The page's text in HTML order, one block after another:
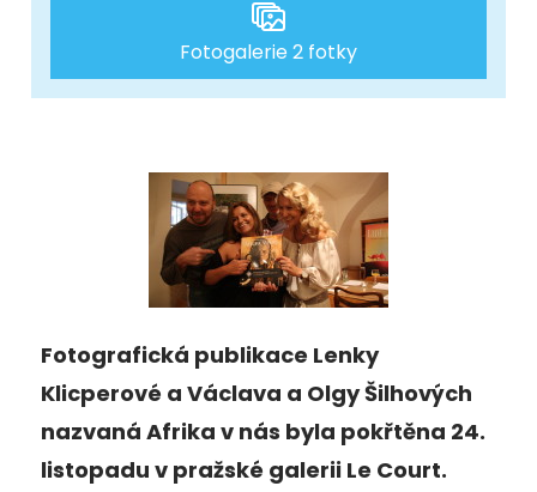
Fotogalerie 2 fotky
Fotografická publikace Lenky
Klicperové a Václava a Olgy Šilhových
nazvaná Afrika v nás byla pokřtěna 24.
listopadu v pražské galerii Le Court.